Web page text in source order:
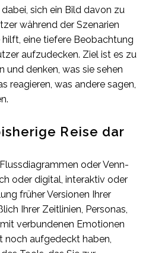
sich ein Bild davon zu
während der Szenarien
eine tiefere Beobachtung
aufzudecken. Ziel ist es zu
und denken, was sie sehen
reagieren, was andere sagen,
Reise dar
oder Venn-
oder digital, interaktiv oder
früher Versionen Ihrer
Ihrer Zeitlinien, Personas,
verbundenen Emotionen
noch aufgedeckt haben,